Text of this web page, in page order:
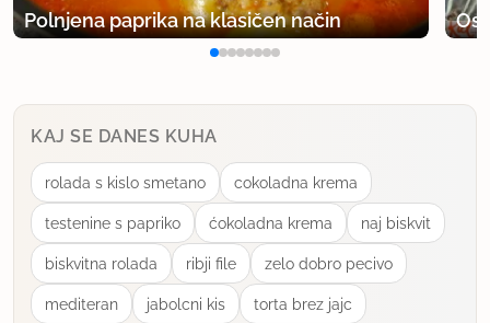
9.8.2015 ob 19:41
Po moje, nebi smel bit problem, če se uporabi
nepasirana skuta, ali kakšen drugi sir. Zakaj pa ne...
uporabno
linaja
član od 2007 48 sporočil
Polnjena paprika na klasičen način
KAJ SE DANES KUHA
rolada s kislo smetano cokoladna krema
testenine s papriko ćokoladna krema naj biskvit
biskvitna rolada ribji file zelo dobro pecivo
mediteran jabolcni kis torta brez jajc